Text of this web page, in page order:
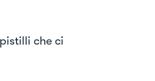
che ci